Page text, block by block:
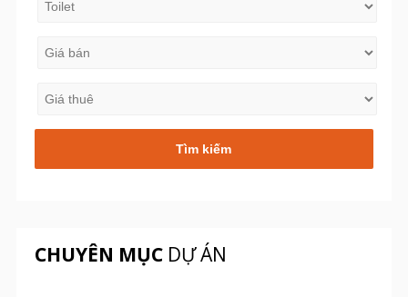
CHUYÊN MỤCDỰ ÁN